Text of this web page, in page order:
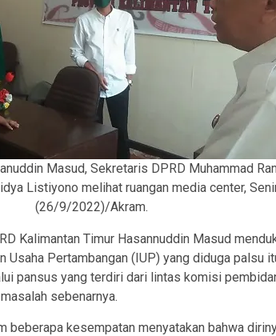
Masud, Sekretaris DPRD Muhammad
Listiyono melihat ruangan media center,
(26/9/2022)/Akram.
Kalimantan Timur Hasannuddin Masud
Pertambangan (IUP) yang diduga palsu
pansus yang terdiri dari lintas komisi
sebenarnya.
beberapa kesempatan menyatakan bahwa